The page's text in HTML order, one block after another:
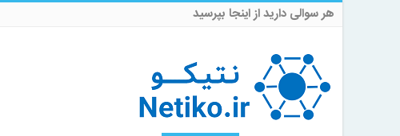
هر سوالی دارید از اینجا بپرسید